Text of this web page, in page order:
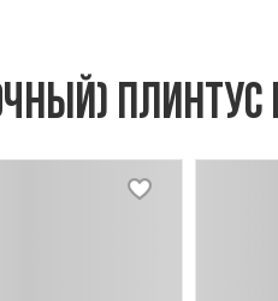
плинтус